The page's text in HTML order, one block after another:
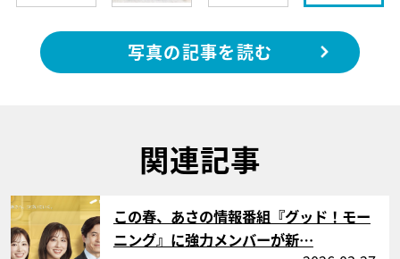
写真の記事を読む
関連記事
サムネイル
この春、あさの情報番組『グッド！モー
ニング』に強力メンバーが新…